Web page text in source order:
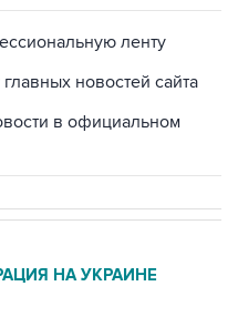
ленту
новостей сайта
в официальном
НА УКРАИНЕ